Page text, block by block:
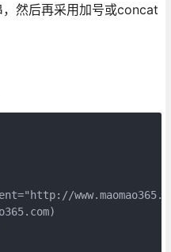
然后再采用加号或concat